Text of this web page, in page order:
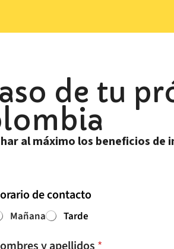
de tu
al máximo los beneficios de
de contacto
Mañana Tarde